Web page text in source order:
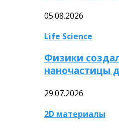
05.08.2026
Life Science
Физики
наночастицы
29.07.2026
2D материалы